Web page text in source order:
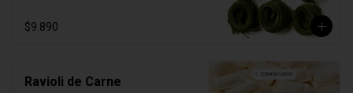
$9.890
Ravioli de Carne